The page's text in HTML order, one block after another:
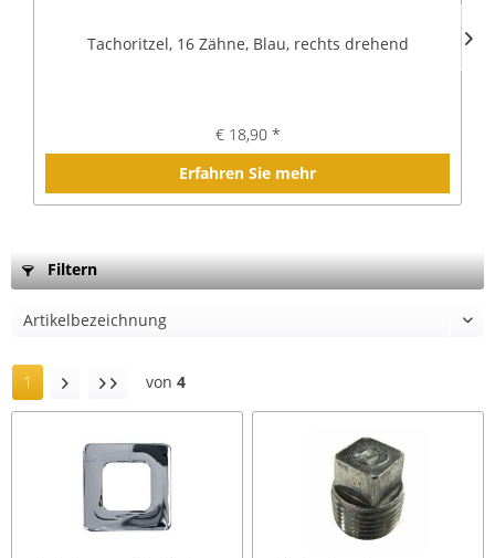
Tachoritzel, 16 Zähne, Blau, rechts drehend
€ 18,90 *
Erfahren Sie mehr
Filtern
1 von 4